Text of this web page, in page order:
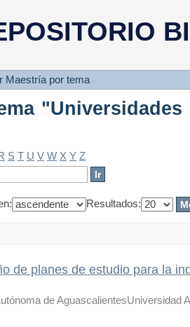
"Universidades
Maestría por tema
S T U V W X Y Z
Resultados:
de planes de estudio para la
de AguascalientesUniversidad